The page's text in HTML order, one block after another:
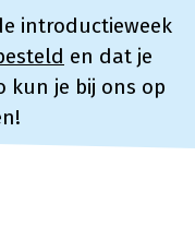
introductieweek
en dat je
kun je bij ons op